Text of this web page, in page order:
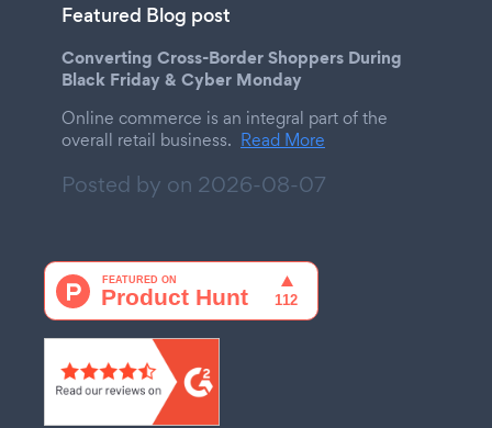
Featured Blog post
Converting Cross-Border Shoppers During
Black Friday & Cyber Monday
Online commerce is an integral part of the
overall retail business. Read More
Posted by on 2026-08-07